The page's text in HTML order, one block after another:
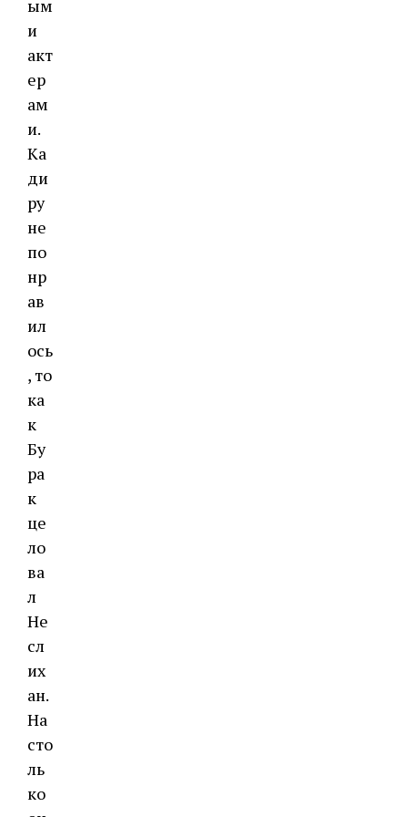
ым
и
акт
ер
ам
и.
Ка
ди
ру
не
по
нр
ав
ил
ось
, то
ка
к
Бу
ра
к
це
ло
ва
л
Не
сл
их
ан.
На
сто
ль
ко